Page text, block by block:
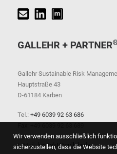
GALLEHR + PARTNER
Gallehr Sustainable Risk
Hauptstraße 43
D-61184 Karben
Tel.: +49 6039 92 63 686
E-Mail:kontakt@gallehr.de
Wir verwenden ausschließlich
sicherzustellen, dass die Website